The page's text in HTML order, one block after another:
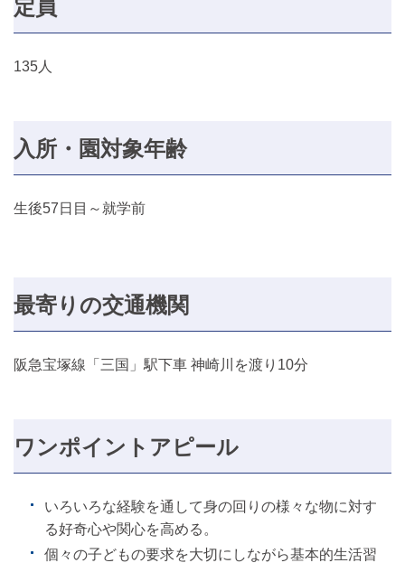
定員
135人
入所・園対象年齢
生後57日目～就学前
最寄りの交通機関
阪急宝塚線「三国」駅下車 神崎川を渡り10分
ワンポイントアピール
いろいろな経験を通して身の回りの様々な物に対す
る好奇心や関心を高める。
個々の子どもの要求を大切にしながら基本的生活習